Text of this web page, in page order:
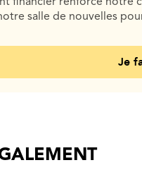
salle de nouvelles
Je